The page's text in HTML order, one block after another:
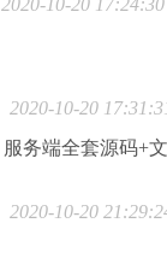
2020-10-20 17:24:30
2020-10-20
务端全套源码+
2020-10-20